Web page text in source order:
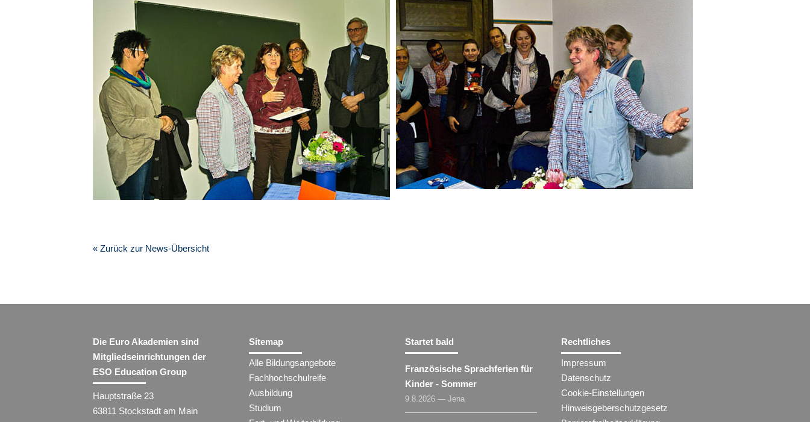
« Zurück zur News-Übersicht
Die Euro Akademien sind
Mitgliedseinrichtungen der
ESO Education Group
Hauptstraße 23
63811 Stockstadt am Main
Sitemap
Alle Bildungsangebote
Fachhochschulreife
Ausbildung
Studium
Startet bald
Französische Sprachferien für
Kinder - Sommer
9.8.2026 — Jena
Rechtliches
Impressum
Datenschutz
Cookie-Einstellungen
Hinweisgeberschutzgesetz